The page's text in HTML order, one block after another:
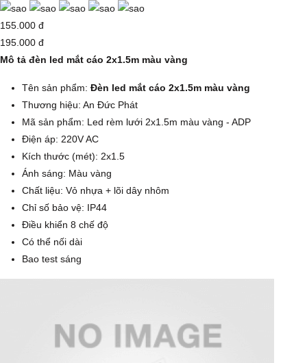
155.000 đ
195.000 đ
Mô tả đèn led mắt cáo 2x1.5m màu vàng
Tên sản phẩm: Đèn led mắt cáo 2x1.5m màu vàng
Thương hiệu: An Đức Phát
Mã sản phẩm: Led rèm lưới 2x1.5m màu vàng - ADP
Điện áp: 220V AC
Kích thước (mét): 2x1.5
Ánh sáng: Màu vàng
Chất liệu: Vỏ nhựa + lõi dây nhôm
Chỉ số bảo vệ: IP44
Điều khiển 8 chế độ
Có thể nối dài
Bao test sáng